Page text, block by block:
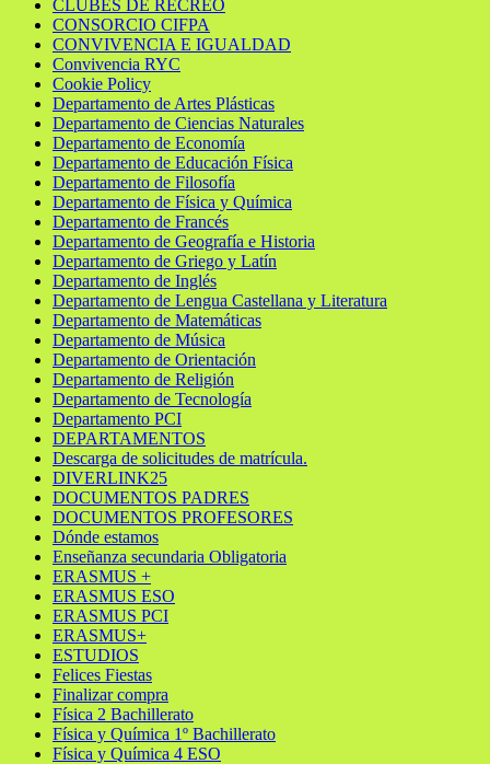
CLUBES DE RECREO
CONSORCIO CIFPA
CONVIVENCIA E IGUALDAD
Convivencia RYC
Cookie Policy
Departamento de Artes Plásticas
Departamento de Ciencias Naturales
Departamento de Economía
Departamento de Educación Física
Departamento de Filosofía
Departamento de Física y Química
Departamento de Francés
Departamento de Geografía e Historia
Departamento de Griego y Latín
Departamento de Inglés
Departamento de Lengua Castellana y Literatura
Departamento de Matemáticas
Departamento de Música
Departamento de Orientación
Departamento de Religión
Departamento de Tecnología
Departamento PCI
DEPARTAMENTOS
Descarga de solicitudes de matrícula.
DIVERLINK25
DOCUMENTOS PADRES
DOCUMENTOS PROFESORES
Dónde estamos
Enseñanza secundaria Obligatoria
ERASMUS +
ERASMUS ESO
ERASMUS PCI
ERASMUS+
ESTUDIOS
Felices Fiestas
Finalizar compra
Física 2 Bachillerato
Física y Química 1º Bachillerato
Física y Química 4 ESO